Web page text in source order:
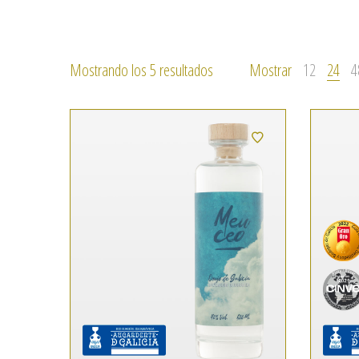
Mostrando los 5 resultados Ordenado
los
últimos
Mostrar 12 24